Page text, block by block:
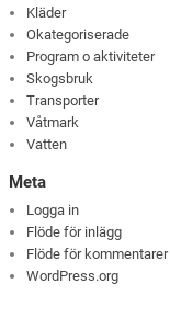
Kläder
Okategoriserade
Program o aktiviteter
Skogsbruk
Transporter
Våtmark
Vatten
Meta
Logga in
Flöde för inlägg
Flöde för kommentarer
WordPress.org